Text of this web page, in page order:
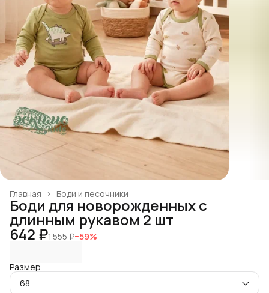
Боди и песочники
Главная ›
Боди для новорожденных с
длинным рукавом 2 шт
642 ₽1 555 ₽−59%
Размер
68